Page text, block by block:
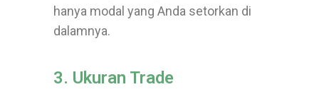
hanya modal yang Anda setorkan di
dalamnya.
3. Ukuran Trade